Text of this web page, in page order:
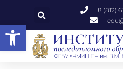
Открыть панель инструментов
8 (812)